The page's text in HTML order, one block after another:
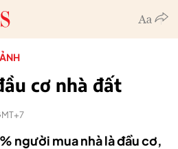
cơ nhà đất
người mua nhà là đầu cơ,